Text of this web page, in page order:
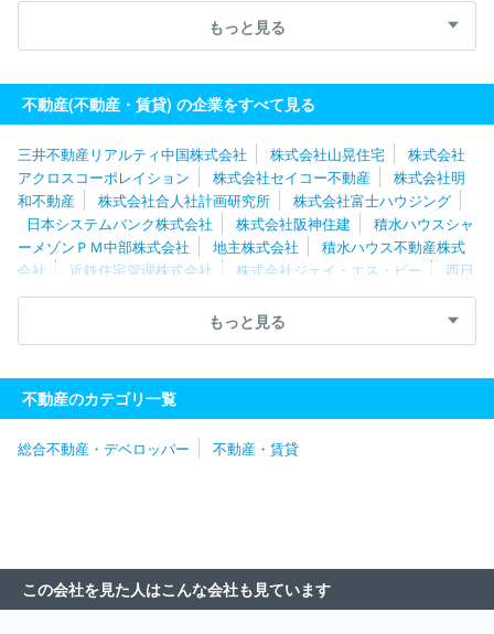
伊藤忠アーバンコミュニティ株式会社
帝国不動産
株式会社
産株式会社
日本ハウズイング株式会社
住友不動産ステップ株式
会社
明和地所株式会社
独立行政法人都市再生機構（UR都市機
ゾンＰＭ東京株式会社
株式会社日本財託
もっと見る
不動産(不動産・賃貸) の企業をすべて見る
三井不動産リアルティ中国株式会社 株式会社山晃住宅
株式会社
アクロスコーポレイション
株式会社セイコー不動産
株式会社明
和不動産
株式会社合人社計画研究所
株式会社富士ハウジング
日本システムバンク株式会社
株式会社阪神住建
積水ハウスシャ
ーメゾンＰＭ中部株式会社
地主株式会社
積水ハウス不動産株式
会社
近鉄住宅管理株式会社 株式会社ジェイ・エス・ビー
西日
本高速道路サービス・ホールディングス株式会社
株式会社ニッショ
ケイアイスター不動産株式会社 株式会社アップル
株式会社
平和不動産
アルティ株式会社
タクトホーム株式会社
旭化成不動産レジデン
ス株式会社
株式会社パーキングマーケット
株式会社９ＧＡＴＥＳ．
ウスイホーム株式会社
ティ
三井ホームエステート株式会社 相互住宅株式会社
菊池建
設株式会社
株式会社日商ベックス
野村不動産パートナーズ株式
会社
株式会社東京建物アメニティサポート
東京不動産管理株式
もっと見る
不動産のカテゴリ一覧
総合不動産・デベロッパー 不動産・賃貸
この会社を見た人はこんな会社も見ています